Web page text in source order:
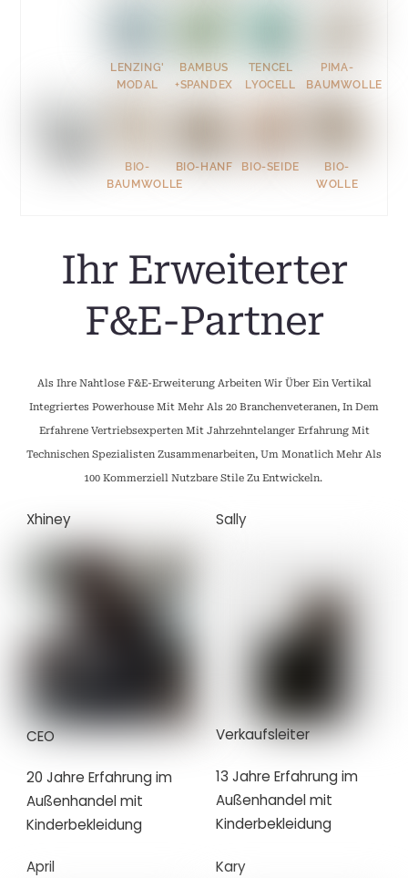
LENZING'
MODAL
BAMBUS
+SPANDEX
TENCEL
LYOCELL
PIMA-
BAUMWOLLE
BIO-
BAUMWOLLE
BIO-HANF BIO-SEIDE
BIO-
WOLLE
Ihr Erweiterter
F&E-Partner
Als Ihre Nahtlose F&E-Erweiterung Arbeiten Wir Über Ein Vertikal
Integriertes Powerhouse Mit Mehr Als 20 Branchenveteranen, In Dem
Erfahrene Vertriebsexperten Mit Jahrzehntelanger Erfahrung Mit
Technischen Spezialisten Zusammenarbeiten, Um Monatlich Mehr Als
100 Kommerziell Nutzbare Stile Zu Entwickeln.
Xhiney
CEO
20 Jahre Erfahrung im
Außenhandel mit
Kinderbekleidung
Sally
Verkaufsleiter
13 Jahre Erfahrung im
Außenhandel mit
Kinderbekleidung
April Kary